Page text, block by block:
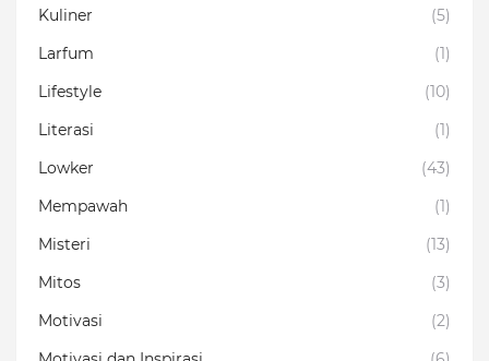
Kuliner
(5)
Larfum
(1)
Lifestyle
(10)
Literasi
(1)
Lowker
(43)
Mempawah
(1)
Misteri
(13)
Mitos
(3)
Motivasi
(2)